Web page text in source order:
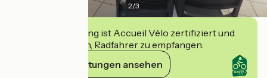
2/3
Diese Einrichtung ist Accueil Vélo zertifiziert und
verpflichtet sich, Radfahrer zu empfangen.
Ihre Verpflichtungen ansehen